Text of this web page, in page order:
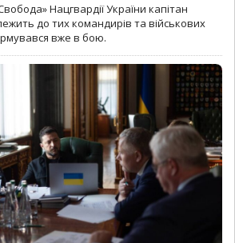
Нацгвардії України капітан
до тих командирів та військових
вже в бою.